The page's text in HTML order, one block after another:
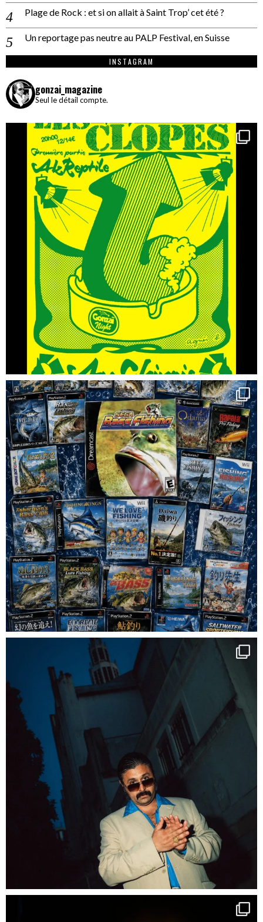
Plage de Rock : et si on allait à Saint Trop’ cet été ?
Un reportage pas neutre au PALP Festival, en Suisse
INSTAGRAM
gonzai_magazine
Seul le détail compte.